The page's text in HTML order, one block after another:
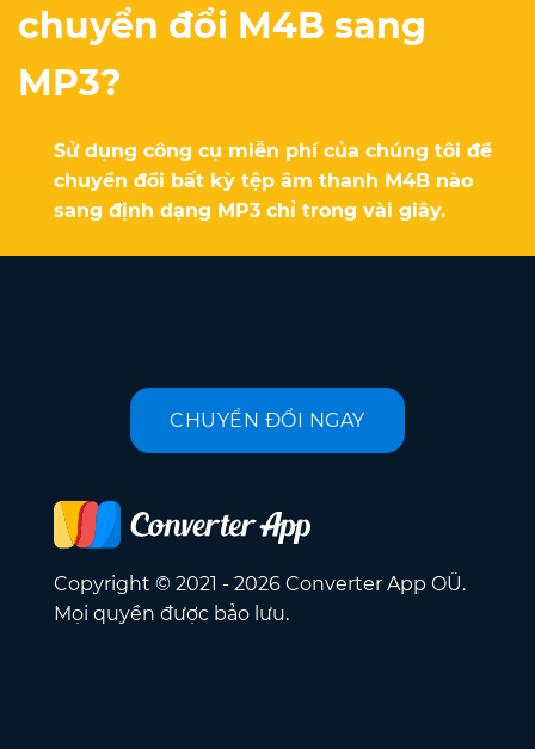
chuyển đổi M4B sang
MP3?
Sử dụng công cụ miễn phí của chúng tôi để
chuyển đổi bất kỳ tệp âm thanh M4B nào
sang định dạng MP3 chỉ trong vài giây.
CHUYỂN ĐỔI NGAY
Copyright © 2021 - 2026 Converter App OÜ.
Mọi quyền được bảo lưu.